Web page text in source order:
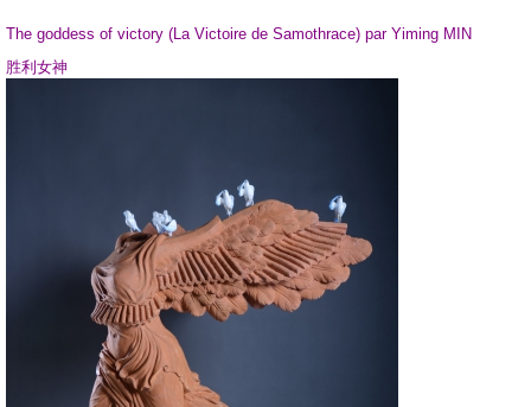
The goddess of victory (La Victoire de Samothrace) par Yiming MIN
胜利女神